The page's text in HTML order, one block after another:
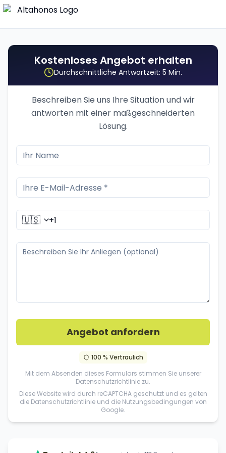
Kostenloses Angebot erhalten
Durchschnittliche Antwortzeit: 5 Min.
Beschreiben Sie uns Ihre Situation und wir
antworten mit einer maßgeschneiderten
Lösung.
🇺🇸
Angebot anfordern
100 % Vertraulich
Mit dem Absenden dieses Formulars stimmen Sie unserer
Datenschutzrichtlinie zu.
Diese Website wird durch reCAPTCHA geschutzt und es gelten
die Datenschutzrichtlinie und die Nutzungsbedingungen von
Google.